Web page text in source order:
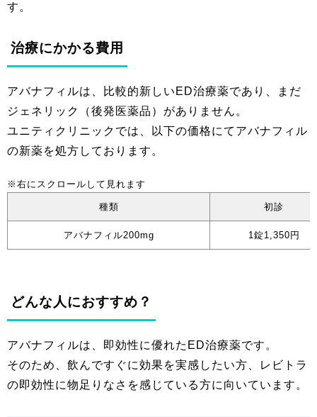
す。
治療にかかる費用
アバナフィルは、比較的新しいED治療薬であり、まだ
ジェネリック（後発医薬品）がありません。
ユニティクリニックでは、以下の価格にてアバナフィル
の新薬を処方しております。
種類 初診
アバナフィル200mg 1錠1,350円
どんな人におすすめ？
アバナフィルは、即効性に優れたED治療薬です。
そのため、飲んですぐに効果を実感したい方、レビトラ
の即効性に物足りなさを感じている方に向いています。